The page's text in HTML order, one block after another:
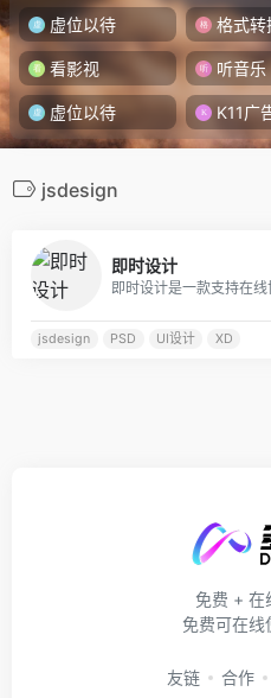
虚位以待 格式转
看影视 听音乐
虚位以待 K11广
jsdesign
即时设计
jsdesign PSD UI设计 XD
免费 + 在
免费可在线
友链 合作